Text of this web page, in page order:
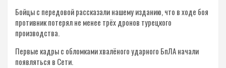
Бойцы с передовой рассказали нашему изданию, что в ходе боя
противник потерял не менее трёх дронов турецкого
производства.
Первые кадры с обломками хвалёного ударного БпЛА начали
появляться в Сети.